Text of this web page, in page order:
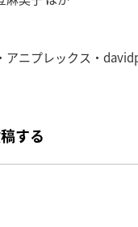
アニプレックス・
する